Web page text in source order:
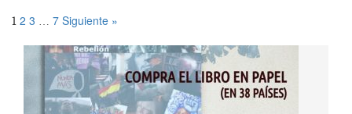
1 2 3 7 Siguiente »